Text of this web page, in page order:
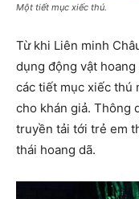
Một tiết mục xiếc thú.
Từ khi Liên minh
dụng động vật
các tiết mục xiếc thú
cho khán giả. Thông
truyền tải tới trẻ em
thái hoang dã.